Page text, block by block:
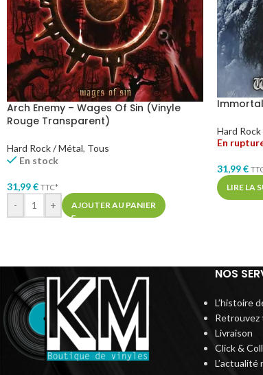
Arch Enemy – Wages Of Sin (Vinyle
Rouge Transparent)
Hard Rock / Métal, Tous
En stock
31,99€ TTC*
- + AJOUTER AU PANIER
Hard
En
31,99€
LIRE LA
NOS
L’histoire
Retrouvez
Livraison
Click &